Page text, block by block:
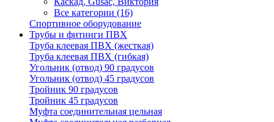
Все категории (16)
Спортивное оборудование
Трубы и фитинги ПВХ
Труба клеевая ПВХ (жесткая)
Труба клеевая ПВХ (гибкая)
Угольник (отвод) 90 градусов
Угольник (отвод) 45 градусов
Тройник 90 градусов
Тройник 45 градусов
Муфта соединительная цельная